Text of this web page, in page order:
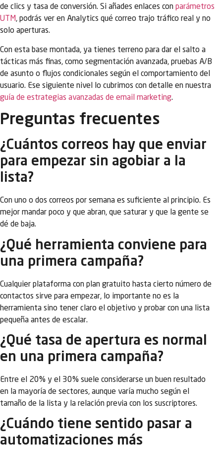
de clics y tasa de conversión. Si añades enlaces con parámetros
UTM, podrás ver en Analytics qué correo trajo tráfico real y no
solo aperturas.
Con esta base montada, ya tienes terreno para dar el salto a
tácticas más finas, como segmentación avanzada, pruebas A/B
de asunto o flujos condicionales según el comportamiento del
usuario. Ese siguiente nivel lo cubrimos con detalle en nuestra
guía de estrategias avanzadas de email marketing.
Preguntas frecuentes
¿Cuántos correos hay que enviar
para empezar sin agobiar a la
lista?
Con uno o dos correos por semana es suficiente al principio. Es
mejor mandar poco y que abran, que saturar y que la gente se
dé de baja.
¿Qué herramienta conviene para
una primera campaña?
Cualquier plataforma con plan gratuito hasta cierto número de
contactos sirve para empezar, lo importante no es la
herramienta sino tener claro el objetivo y probar con una lista
pequeña antes de escalar.
¿Qué tasa de apertura es normal
en una primera campaña?
Entre el 20% y el 30% suele considerarse un buen resultado
en la mayoría de sectores, aunque varía mucho según el
tamaño de la lista y la relación previa con los suscriptores.
¿Cuándo tiene sentido pasar a
automatizaciones más